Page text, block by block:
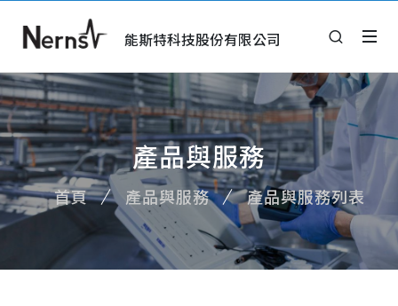
能斯特科技股份有限公司
產品與服務
首頁 產品與服務 產品與服務列表